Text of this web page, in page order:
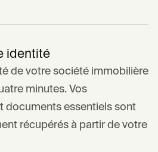
identité
de votre société immobilière
minutes. Vos
documents essentiels sont
récupérés à partir de votre